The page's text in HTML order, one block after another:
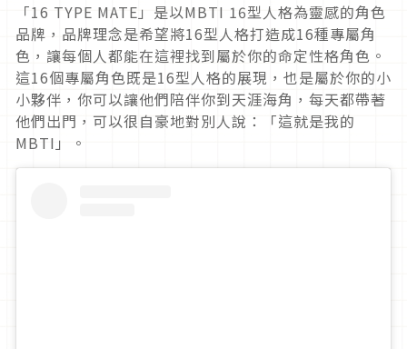
「16 TYPE MATE」是以MBTI 16型人格為靈感的角色
品牌，品牌理念是希望將16型人格打造成16種專屬角
色，讓每個人都能在這裡找到屬於你的命定性格角色。
這16個專屬角色既是16型人格的展現，也是屬於你的小
小夥伴，你可以讓他們陪伴你到天涯海角，每天都帶著
他們出門，可以很自豪地對別人說：「這就是我的
MBTI」。